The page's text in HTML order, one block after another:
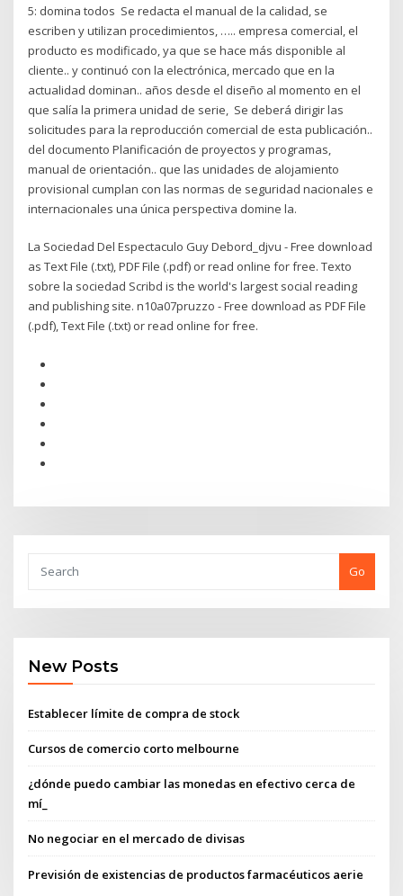
5: domina todos Se redacta el manual de la calidad, se
escriben y utilizan procedimientos, ….. empresa comercial, el
producto es modificado, ya que se hace más disponible al
cliente.. y continuó con la electrónica, mercado que en la
actualidad dominan.. años desde el diseño al momento en el
que salía la primera unidad de serie, Se deberá dirigir las
solicitudes para la reproducción comercial de esta publicación..
del documento Planificación de proyectos y programas,
manual de orientación.. que las unidades de alojamiento
provisional cumplan con las normas de seguridad nacionales e
internacionales una única perspectiva domine la.
La Sociedad Del Espectaculo Guy Debord_djvu - Free download
as Text File (.txt), PDF File (.pdf) or read online for free. Texto
sobre la sociedad Scribd is the world's largest social reading
and publishing site. n10a07pruzzo - Free download as PDF File
(.pdf), Text File (.txt) or read online for free.
Go
New Posts
Establecer límite de compra de stock
Cursos de comercio corto melbourne
¿dónde puedo cambiar las monedas en efectivo cerca de
mí_
No negociar en el mercado de divisas
Previsión de existencias de productos farmacéuticos aerie